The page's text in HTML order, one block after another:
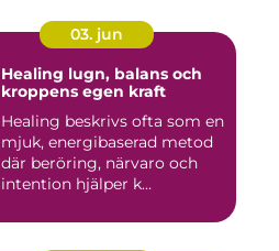
03. jun
Healing lugn, balans och
kroppens egen kraft
Healing beskrivs ofta som en
mjuk, energibaserad metod
där beröring, närvaro och
intention hjälper k...